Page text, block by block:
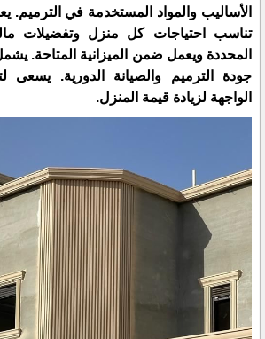
الأساليب والمواد المستخدمة في الترميم.
تناسب احتياجات كل منزل وتفضيلات
المحددة ويعمل ضمن الميزانية المتاحة.
جودة الترميم والصيانة الدورية. يسعى
الواجهة لزيادة قيمة المنزل.